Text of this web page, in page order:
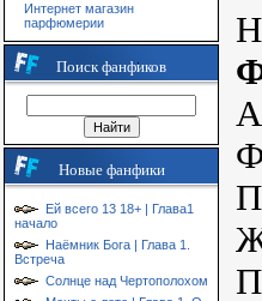
Интернет магазин
парфюмерии
Поиск фанфиков
Новые фанфики
Ей всего 13 18+ | Глава1
начало
Наёмник Бога | Глава 1.
Встреча
Солнце над Чертополохом